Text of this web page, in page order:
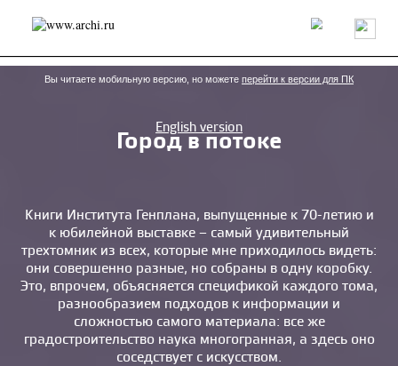
Россия Мир Технологии Интерьер Пресса
Архитекторы
Проекты
Конкурсы События Книги Вакансии
Анонсы конкурсов
Блог
Репортаж
Рецензия Архитектура
Выставка
Дизайн
Иностранцы в России
Интерьер
Книги
Наследие Образование
Урбанистика
Эко
Вы читаете мобильную версию, но можете перейти к версии для ПК
English version
Город в потоке
Книги Института Генплана, выпущенные к 70-летию и
к юбилейной выставке – самый удивительный
трехтомник из всех, которые мне приходилось видеть:
они совершенно разные, но собраны в одну коробку.
Это, впрочем, объясняется спецификой каждого тома,
разнообразием подходов к информации и
сложностью самого материала: все же
градостроительство наука многогранная, а здесь оно
соседствует с искусством.